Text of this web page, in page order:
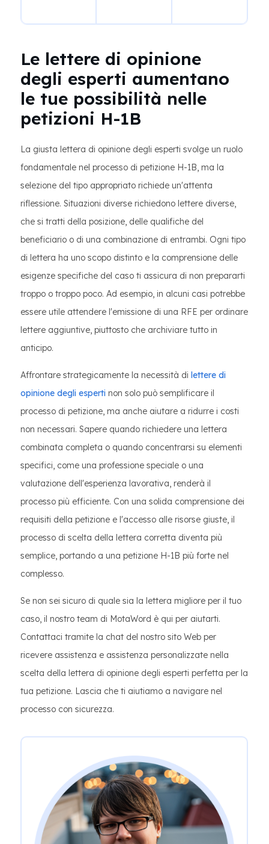
Le lettere di opinione
degli esperti aumentano
le tue possibilità nelle
petizioni H-1B
La giusta lettera di opinione degli esperti svolge un ruolo
fondamentale nel processo di petizione H-1B, ma la
selezione del tipo appropriato richiede un'attenta
riflessione. Situazioni diverse richiedono lettere diverse,
che si tratti della posizione, delle qualifiche del
beneficiario o di una combinazione di entrambi. Ogni tipo
di lettera ha uno scopo distinto e la comprensione delle
esigenze specifiche del caso ti assicura di non prepararti
troppo o troppo poco. Ad esempio, in alcuni casi potrebbe
essere utile attendere l'emissione di una RFE per ordinare
lettere aggiuntive, piuttosto che archiviare tutto in
anticipo.
Affrontare strategicamente la necessità di lettere di
opinione degli esperti non solo può semplificare il
processo di petizione, ma anche aiutare a ridurre i costi
non necessari. Sapere quando richiedere una lettera
combinata completa o quando concentrarsi su elementi
specifici, come una professione speciale o una
valutazione dell'esperienza lavorativa, renderà il
processo più efficiente. Con una solida comprensione dei
requisiti della petizione e l'accesso alle risorse giuste, il
processo di scelta della lettera corretta diventa più
semplice, portando a una petizione H-1B più forte nel
complesso.
Se non sei sicuro di quale sia la lettera migliore per il tuo
caso, il nostro team di MotaWord è qui per aiutarti.
Contattaci tramite la chat del nostro sito Web per
ricevere assistenza e assistenza personalizzate nella
scelta della lettera di opinione degli esperti perfetta per la
tua petizione. Lascia che ti aiutiamo a navigare nel
processo con sicurezza.